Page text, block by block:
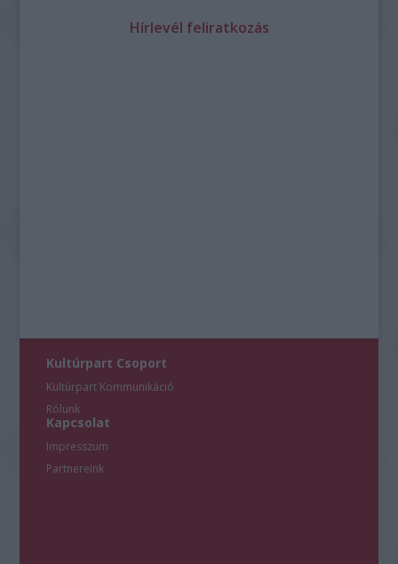
Hírlevél feliratkozás
Kultúrpart Csoport
Kultúrpart Kommunikáció
Rólunk
Kapcsolat
Impresszum
Partnereink